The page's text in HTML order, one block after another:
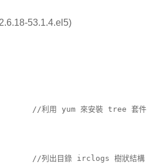
53.1.4.el5)
利用 yum 來安裝 tree 套件
目錄 irclogs 樹狀結構